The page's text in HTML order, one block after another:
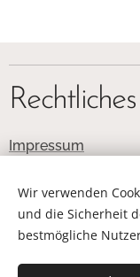
Rechtliches
Impressum
Bad
Wir verwenden
und die Sicherheit
bestmögliche